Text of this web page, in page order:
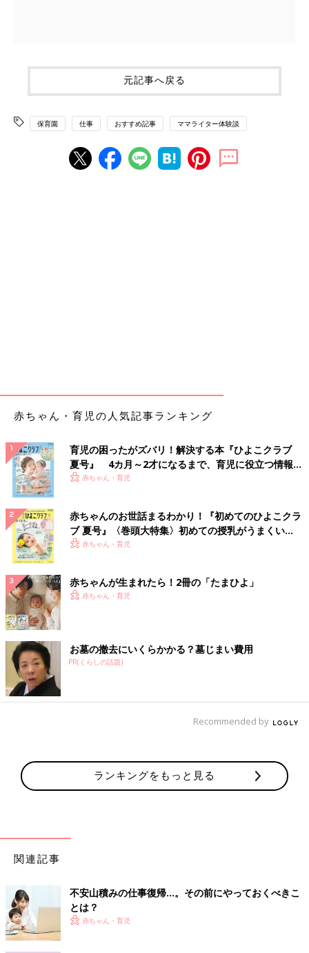
元記事へ戻る
保育園 仕事 おすすめ記事 ママライター体験談
赤ちゃん・育児の人気記事ランキング
育児の困ったがズバリ！解決する本『ひよこクラブ
夏号』 4カ月～2才になるまで、育児に役立つ情報が
いっぱい！
赤ちゃん・育児
赤ちゃんのお世話まるわかり！『初めてのひよこクラ
ブ 夏号』〈巻頭大特集〉初めての授乳がうまくい
く！ おっぱい・ミルクの基本と夏のトラブル 解決テ
赤ちゃん・育児
赤ちゃんが生まれたら！2冊の「たまひよ」
赤ちゃん・育児
お墓の撤去にいくらかかる？墓じまい費用
PR(くらしの話題)
Recommended by
ランキングをもっと見る
関連記事
不安山積みの仕事復帰…。その前にやっておくべきこ
とは？
赤ちゃん・育児